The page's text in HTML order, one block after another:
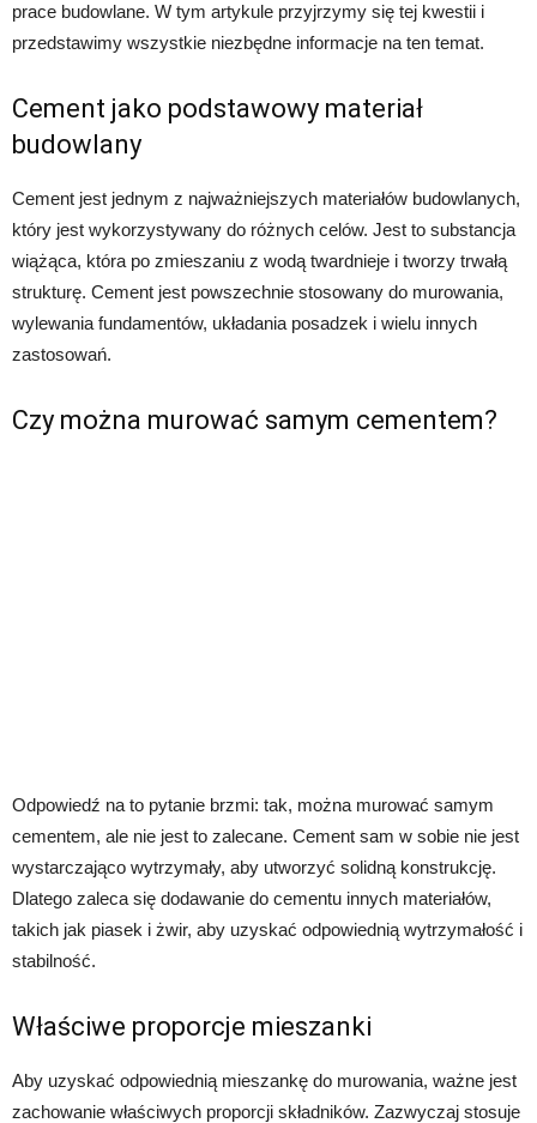
prace budowlane. W tym artykule przyjrzymy się tej kwestii i
przedstawimy wszystkie niezbędne informacje na ten temat.
Cement jako podstawowy materiał
budowlany
Cement jest jednym z najważniejszych materiałów budowlanych,
który jest wykorzystywany do różnych celów. Jest to substancja
wiążąca, która po zmieszaniu z wodą twardnieje i tworzy trwałą
strukturę. Cement jest powszechnie stosowany do murowania,
wylewania fundamentów, układania posadzek i wielu innych
zastosowań.
Czy można murować samym cementem?
Odpowiedź na to pytanie brzmi: tak, można murować samym
cementem, ale nie jest to zalecane. Cement sam w sobie nie jest
wystarczająco wytrzymały, aby utworzyć solidną konstrukcję.
Dlatego zaleca się dodawanie do cementu innych materiałów,
takich jak piasek i żwir, aby uzyskać odpowiednią wytrzymałość i
stabilność.
Właściwe proporcje mieszanki
Aby uzyskać odpowiednią mieszankę do murowania, ważne jest
zachowanie właściwych proporcji składników. Zazwyczaj stosuje